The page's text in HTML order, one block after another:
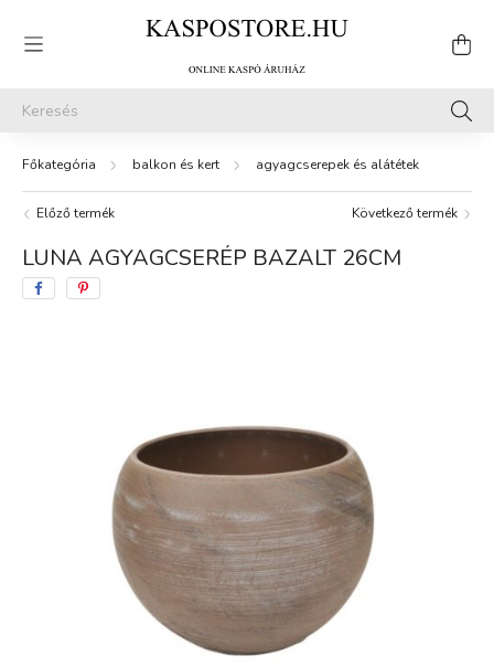
balkon és kert agyagcserepek és alátétek
Előző termék Következő termék
LUNA AGYAGCSERÉP BAZALT 26CM